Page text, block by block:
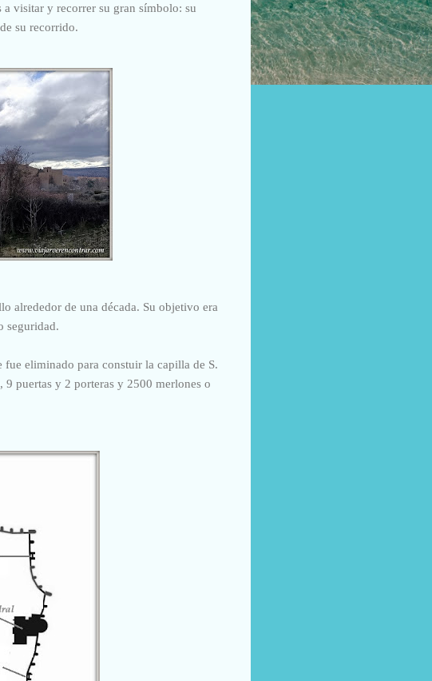
visitar y recorrer su gran símbolo: su
su recorrido.
alrededor de una década. Su objetivo era
seguridad.
eliminado para constuir la capilla de S.
puertas y 2 porteras y 2500 merlones o